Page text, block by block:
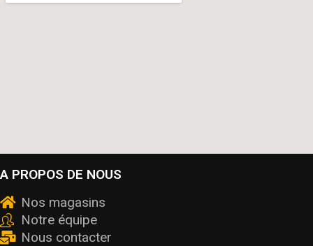
A PROPOS DE NOUS
Nos magasins
Notre équipe
Nous contacter